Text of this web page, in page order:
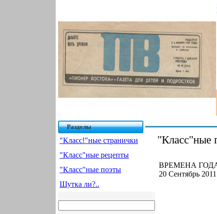
Разделы
"Класс!"ные странички
"Класс"ные рецепты
"Класс"ные поэты
Шутка ли?..
"Класс"ные
ВРЕМЕНА
20 Сентябрь